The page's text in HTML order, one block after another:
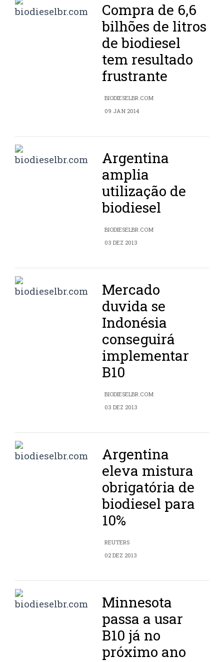
Compra de 6,6
bilhões de litros
de biodiesel
tem resultado
frustrante
BIODIESELBR.COM
09 JAN 2014
Argentina
amplia
utilização de
biodiesel
BIODIESELBR.COM
03 DEZ 2013
Mercado
duvida se
Indonésia
conseguirá
implementar
B10
BIODIESELBR.COM
03 DEZ 2013
Argentina
eleva mistura
obrigatória de
biodiesel para
10%
REUTERS
02 DEZ 2013
Minnesota
passa a usar
B10 já no
próximo ano